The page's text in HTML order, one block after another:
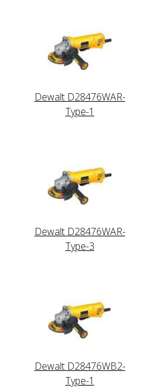
Dewalt D28476WAR-
Type-1
Dewalt D28476WAR-
Type-3
Dewalt D28476WB2-
Type-1